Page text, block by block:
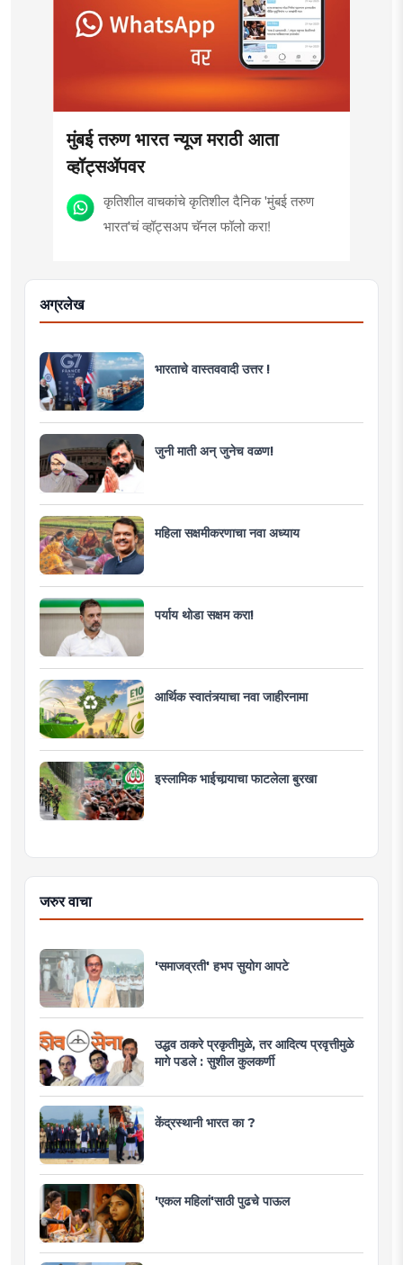
मुंबई तरुण भारत न्यूज मराठी आता
व्हॉट्सॲपवर
कृतिशील वाचकांचे कृतिशील दैनिक 'मुंबई तरुण
भारत'चं व्हॉट्सअप चॅनल फॉलो करा!
अग्रलेख
भारताचे वास्तववादी उत्तर !
जुनी माती अन् जुनेच वळण!
महिला सक्षमीकरणाचा नवा अध्याय
पर्याय थोडा सक्षम करा!
आर्थिक स्वातंत्र्याचा नवा जाहीरनामा
इस्लामिक भाईचार्‍याचा फाटलेला बुरखा
जरुर वाचा
'समाजव्रती' हभप सुयोग आपटे
उद्धव ठाकरे प्रकृतीमुळे, तर आदित्य प्रवृत्तीमुळे
मागे पडले : सुशील कुलकर्णी
केंद्रस्थानी भारत का ?
'एकल महिलां'साठी पुढचे पाऊल